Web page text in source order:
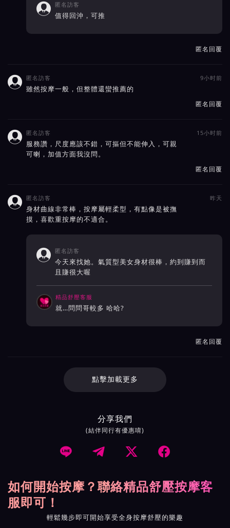
 匿名訪客
值得回沖，可推
匿名回覆
 匿名訪客 9小时前
雖然按摩一般，但整體還蠻推薦的
匿名回覆
 匿名訪客 15小时前
服務讚，尺度應該不錯，可摳但不能伸入，可親
可喇，加值方面我沒問。
匿名回覆
 匿名訪客 昨天
身材曲線非常棒，按摩屬輕柔型，有點像是被撫
摸，喜歡重按摩的不適合。
 匿名訪客
今天來找她。氣質型美女身材很棒，約到賺到而
且賺很大喔
精品舒壓客服
就…問問哥較多 哈哈?
匿名回覆
點擊加載更多
分享我們
(結伴同行有優惠唷)
   
如何開始按摩？聯絡精品舒壓按摩客
服即可！
輕鬆幾步即可開始享受全身按摩舒壓的樂趣